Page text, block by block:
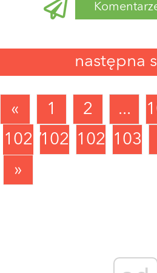
następna
« 1 2 ...
1027102810291030
»